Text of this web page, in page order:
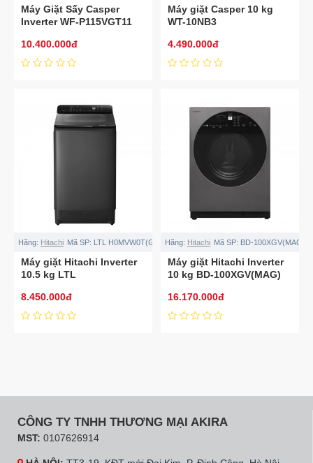
Máy Giặt Sấy Casper
Inverter WF-P115VGT11
10.400.000đ
Máy giặt Casper 10 kg
WT-10NB3
4.490.000đ
Hãng: Hitachi Mã SP: LTL H0MVW0T(GG)
Máy giặt Hitachi Inverter
10.5 kg LTL
8.450.000đ
Hãng: Hitachi Mã SP: BD-100XGV(MAG)
Máy giặt Hitachi Inverter
10 kg BD-100XGV(MAG)
16.170.000đ
CÔNG TY TNHH THƯƠNG MẠI AKIRA
MST: 0107626914